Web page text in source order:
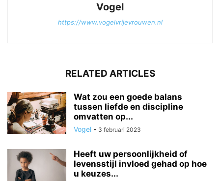
Vogel
https://www.vogelvrijevrouwen.nl
RELATED ARTICLES
Wat zou een goede balans
tussen liefde en discipline
omvatten op...
Vogel - 3 februari 2023
Heeft uw persoonlijkheid of
levensstijl invloed gehad op hoe
u keuzes...